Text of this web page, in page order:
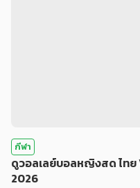
กีฬา
ดูวอลเลย์บอลหญิงสด ไทย
2026